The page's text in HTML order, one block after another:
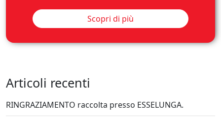
Scopri di più
Articoli recenti
RINGRAZIAMENTO raccolta presso ESSELUNGA.